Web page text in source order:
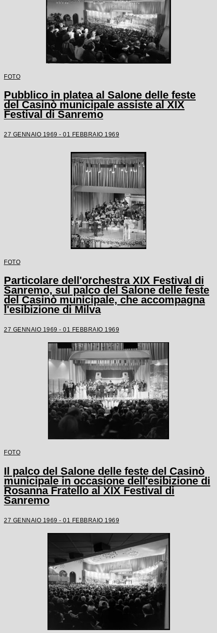
FOTO
Pubblico in platea al Salone delle feste
del Casinò municipale assiste al XIX
Festival di Sanremo
27 GENNAIO 1969 - 01 FEBBRAIO 1969
FOTO
Particolare dell'orchestra XIX Festival di
Sanremo, sul palco del Salone delle feste
del Casinò municipale, che accompagna
l'esibizione di Milva
27 GENNAIO 1969 - 01 FEBBRAIO 1969
FOTO
Il palco del Salone delle feste del Casinò
municipale in occasione dell'esibizione di
Rosanna Fratello al XIX Festival di
Sanremo
27 GENNAIO 1969 - 01 FEBBRAIO 1969